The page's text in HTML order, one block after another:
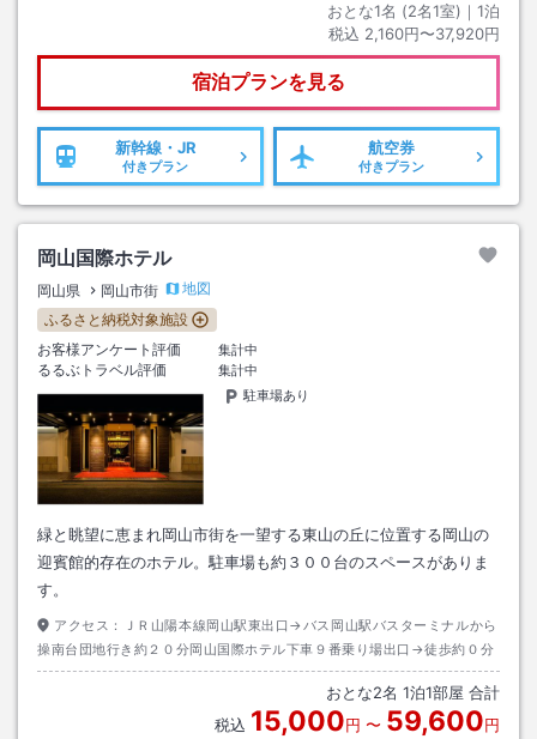
おとな1名 (2名1室)｜ 1泊
税込 2,160円〜37,920円
宿泊プランを見る
新幹線・JR
付きプラン
航空券
付きプラン
岡山国際ホテル
岡山県 岡山市街
地図
ふるさと納税対象施設
お客様アンケート評価
集計中
るるぶトラベル評価
集計中
駐車場あり
緑と眺望に恵まれ岡山市街を一望する東山の丘に位置する岡山の
迎賓館的存在のホテル。駐車場も約３００台のスペースがありま
す。
アクセス：
ＪＲ山陽本線岡山駅東出口→バス岡山駅バスターミナルから
操南台団地行き約２０分岡山国際ホテル下車９番乗り場出口→徒歩約０分
おとな2名 1泊1部屋 合計
税込 15,000円 〜 59,600円